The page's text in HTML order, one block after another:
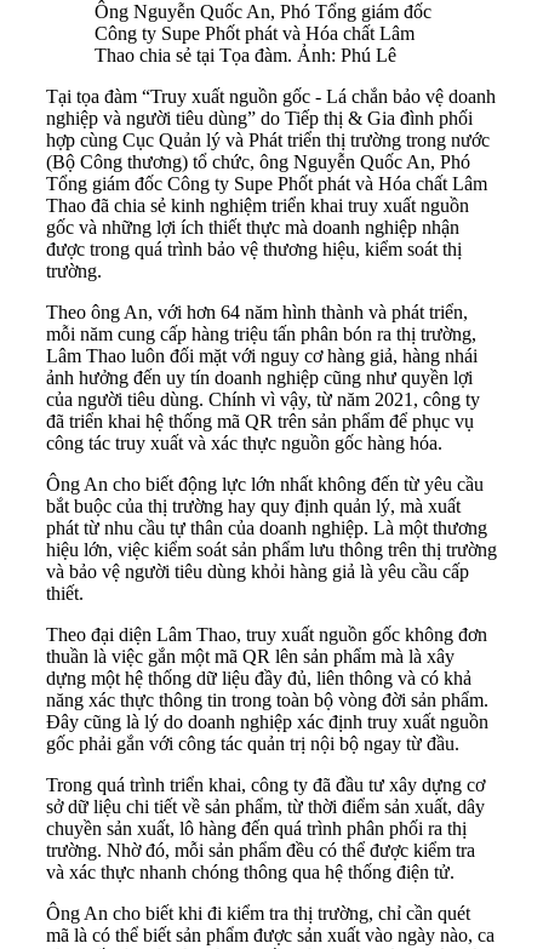
Ông Nguyễn Quốc An, Phó Tổng giám đốc
Công ty Supe Phốt phát và Hóa chất Lâm
Thao chia sẻ tại Tọa đàm. Ảnh: Phú Lê
Tại tọa đàm “Truy xuất nguồn gốc - Lá chắn bảo vệ doanh
nghiệp và người tiêu dùng” do Tiếp thị & Gia đình phối
hợp cùng Cục Quản lý và Phát triển thị trường trong nước
(Bộ Công thương) tổ chức, ông Nguyễn Quốc An, Phó
Tổng giám đốc Công ty Supe Phốt phát và Hóa chất Lâm
Thao đã chia sẻ kinh nghiệm triển khai truy xuất nguồn
gốc và những lợi ích thiết thực mà doanh nghiệp nhận
được trong quá trình bảo vệ thương hiệu, kiểm soát thị
trường.
Theo ông An, với hơn 64 năm hình thành và phát triển,
mỗi năm cung cấp hàng triệu tấn phân bón ra thị trường,
Lâm Thao luôn đối mặt với nguy cơ hàng giả, hàng nhái
ảnh hưởng đến uy tín doanh nghiệp cũng như quyền lợi
của người tiêu dùng. Chính vì vậy, từ năm 2021, công ty
đã triển khai hệ thống mã QR trên sản phẩm để phục vụ
công tác truy xuất và xác thực nguồn gốc hàng hóa.
Ông An cho biết động lực lớn nhất không đến từ yêu cầu
bắt buộc của thị trường hay quy định quản lý, mà xuất
phát từ nhu cầu tự thân của doanh nghiệp. Là một thương
hiệu lớn, việc kiểm soát sản phẩm lưu thông trên thị trường
và bảo vệ người tiêu dùng khỏi hàng giả là yêu cầu cấp
thiết.
Theo đại diện Lâm Thao, truy xuất nguồn gốc không đơn
thuần là việc gắn một mã QR lên sản phẩm mà là xây
dựng một hệ thống dữ liệu đầy đủ, liên thông và có khả
năng xác thực thông tin trong toàn bộ vòng đời sản phẩm.
Đây cũng là lý do doanh nghiệp xác định truy xuất nguồn
gốc phải gắn với công tác quản trị nội bộ ngay từ đầu.
Trong quá trình triển khai, công ty đã đầu tư xây dựng cơ
sở dữ liệu chi tiết về sản phẩm, từ thời điểm sản xuất, dây
chuyền sản xuất, lô hàng đến quá trình phân phối ra thị
trường. Nhờ đó, mỗi sản phẩm đều có thể được kiểm tra
và xác thực nhanh chóng thông qua hệ thống điện tử.
Ông An cho biết khi đi kiểm tra thị trường, chỉ cần quét
mã là có thể biết sản phẩm được sản xuất vào ngày nào, ca